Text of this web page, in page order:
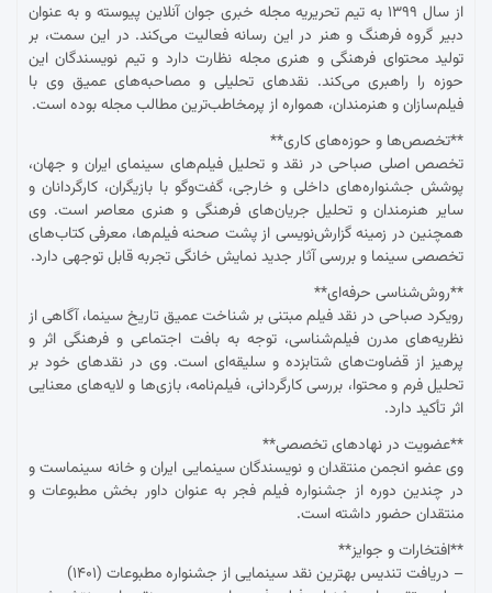
از سال ۱۳۹۹ به تیم تحریریه مجله خبری جوان آنلاین پیوسته و به عنوان
دبیر گروه فرهنگ و هنر در این رسانه فعالیت می‌کند. در این سمت، بر
تولید محتوای فرهنگی و هنری مجله نظارت دارد و تیم نویسندگان این
حوزه را راهبری می‌کند. نقدهای تحلیلی و مصاحبه‌های عمیق وی با
فیلم‌سازان و هنرمندان، همواره از پرمخاطب‌ترین مطالب مجله بوده است.
**تخصص‌ها و حوزه‌های کاری**
تخصص اصلی صباحی در نقد و تحلیل فیلم‌های سینمای ایران و جهان،
پوشش جشنواره‌های داخلی و خارجی، گفت‌وگو با بازیگران، کارگردانان و
سایر هنرمندان و تحلیل جریان‌های فرهنگی و هنری معاصر است. وی
همچنین در زمینه گزارش‌نویسی از پشت صحنه فیلم‌ها، معرفی کتاب‌های
تخصصی سینما و بررسی آثار جدید نمایش خانگی تجربه قابل توجهی دارد.
**روش‌شناسی حرفه‌ای**
رویکرد صباحی در نقد فیلم مبتنی بر شناخت عمیق تاریخ سینما، آگاهی از
نظریه‌های مدرن فیلم‌شناسی، توجه به بافت اجتماعی و فرهنگی اثر و
پرهیز از قضاوت‌های شتابزده و سلیقه‌ای است. وی در نقدهای خود بر
تحلیل فرم و محتوا، بررسی کارگردانی، فیلم‌نامه، بازی‌ها و لایه‌های معنایی
اثر تأکید دارد.
**عضویت در نهادهای تخصصی**
وی عضو انجمن منتقدان و نویسندگان سینمایی ایران و خانه سینماست و
در چندین دوره از جشنواره فیلم فجر به عنوان داور بخش مطبوعات و
منتقدان حضور داشته است.
**افتخارات و جوایز**
– دریافت تندیس بهترین نقد سینمایی از جشنواره مطبوعات (۱۴۰۱)